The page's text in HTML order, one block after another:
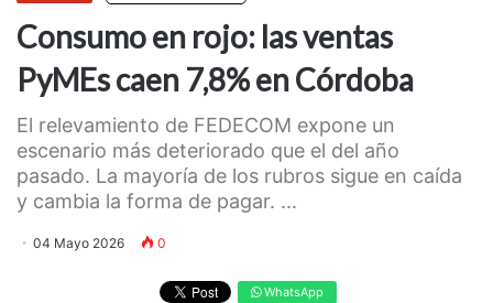
Consumo en rojo: las ventas
PyMEs caen 7,8% en Córdoba
El relevamiento de FEDECOM expone un
escenario más deteriorado que el del año
pasado. La mayoría de los rubros sigue en caída
y cambia la forma de pagar. ...
04 Mayo 2026 0
WhatsApp